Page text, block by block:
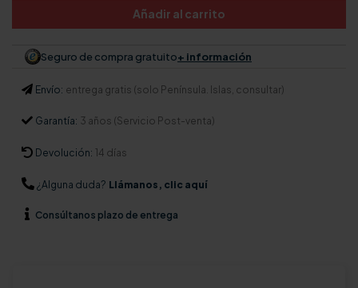
Añadir al carrito
Seguro de compra gratuito+ información
Envío: entrega gratis (solo Península. Islas, consultar)
Garantía: 3 años (Servicio Post-venta)
Devolución: 14 días
¿Alguna duda? Llámanos, clic aquí
Consúltanos plazo de entrega